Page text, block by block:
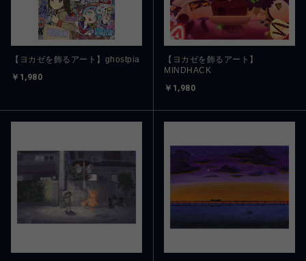
【ヨカゼを飾るアート】ghostpia
￥1,980
【ヨカゼを飾るアート】
MINDHACK
￥1,980